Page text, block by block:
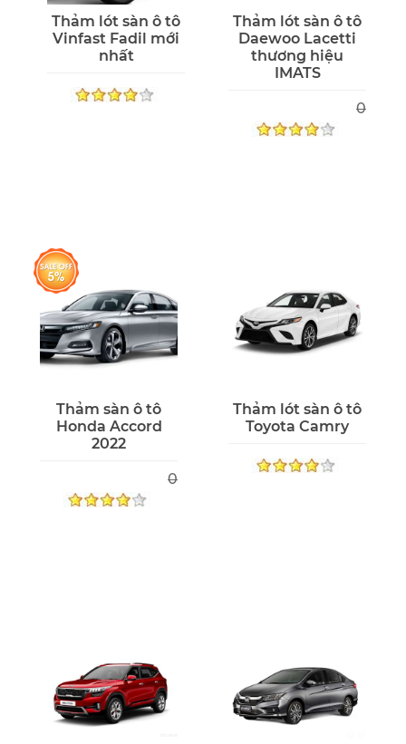
Thảm lót sàn ô tô
Vinfast Fadil mới
nhất
Thảm lót sàn ô tô
Daewoo Lacetti
thương hiệu
IMATS
0
Thảm sàn ô tô
Honda Accord
2022
0
Thảm lót sàn ô tô
Toyota Camry